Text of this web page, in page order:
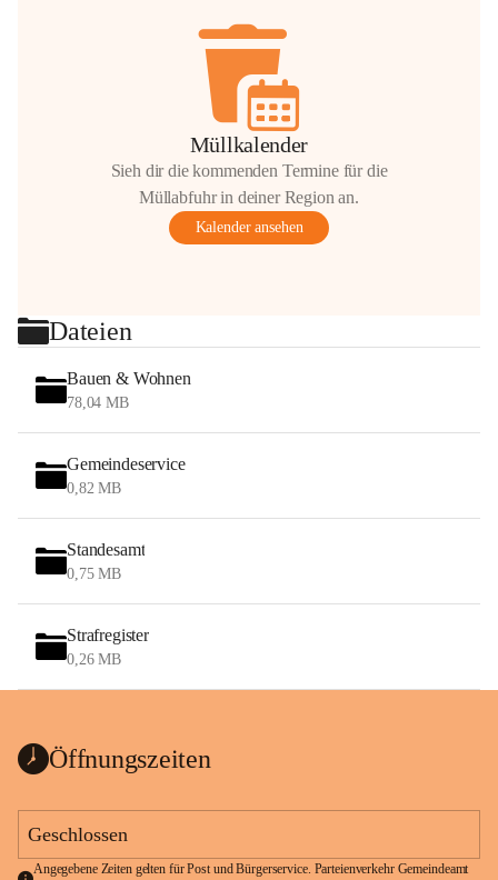
Müllkalender
Sieh dir die kommenden Termine für die
Müllabfuhr in deiner Region an.
Kalender ansehen
Dateien
Bauen & Wohnen
78,04 MB
Gemeindeservice
0,82 MB
Standesamt
0,75 MB
Strafregister
0,26 MB
Öffnungszeiten
Geschlossen
Angegebene Zeiten gelten für Post und Bürgerservice. Parteienverkehr Gemeindeamt